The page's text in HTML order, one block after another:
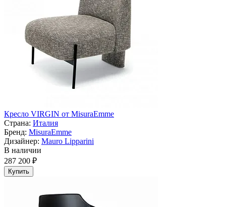
Кресло VIRGIN от MisuraEmme
Страна: Италия
Бренд: MisuraEmme
Дизайнер: Mauro Lipparini
В наличии
287 200 ₽
Купить